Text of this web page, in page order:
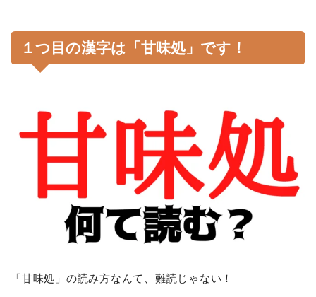
１つ目の漢字は「甘味処」です！
「甘味処」の読み方なんて、難読じゃない！